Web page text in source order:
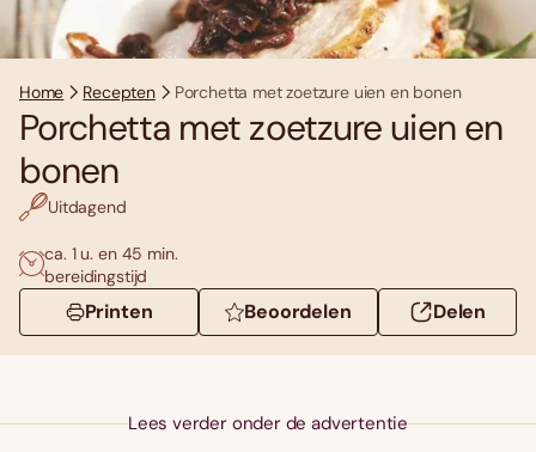
Home Recepten Porchetta met zoetzure uien en bonen
Porchetta met zoetzure uien en
bonen
Uitdagend
ca. 1 u. en 45 min.
bereidingstijd
Printen Beoordelen Delen
Lees verder onder de advertentie